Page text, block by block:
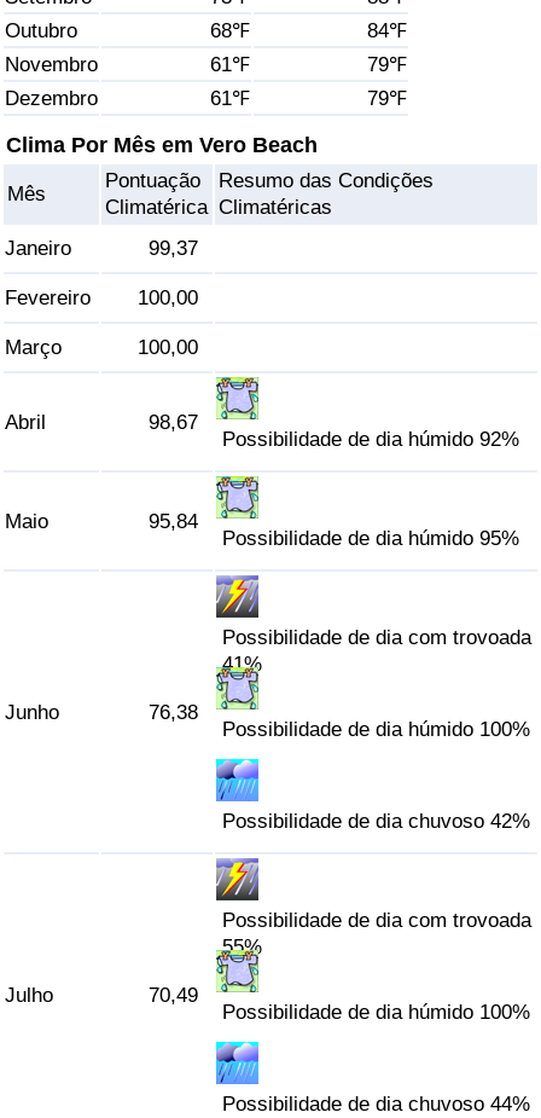
Outubro
68℉
84℉
Novembro
61℉
79℉
Dezembro
61℉ 79℉
Clima Por Mês em Vero Beach
Mês
Pontuação
Climatérica
Resumo das Condições
Climatéricas
Janeiro
99,37
Fevereiro 100,00
Março 100,00
Abril 98,67
Possibilidade de dia húmido 92%
Maio 95,84
Possibilidade de dia húmido 95%
Junho 76,38
Possibilidade de dia com trovoada
41%
Possibilidade de dia húmido 100%
Possibilidade de dia chuvoso 42%
Julho 70,49
Possibilidade de dia com trovoada
55%
Possibilidade de dia húmido 100%
Possibilidade de dia chuvoso 44%
Saúde
Indicador de Saúde (Atual)
Poluição
Indicador de Poluição (Atual)
Índice de poluição
Indicador de Poluição por País
Trânsito
Indicador de Trânsito (Atual)
Indicador de Trânsito por País